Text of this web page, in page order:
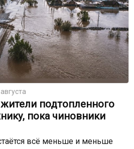
подтопленного
пока чиновники
всё меньше и меньше